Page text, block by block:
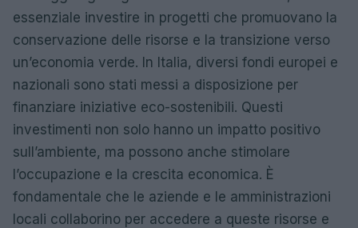
essenziale investire in progetti che promuovano la
conservazione delle risorse e la transizione verso
un’economia verde. In Italia, diversi fondi europei e
nazionali sono stati messi a disposizione per
finanziare iniziative eco-sostenibili. Questi
investimenti non solo hanno un impatto positivo
sull’ambiente, ma possono anche stimolare
l’occupazione e la crescita economica. È
fondamentale che le aziende e le amministrazioni
locali collaborino per accedere a queste risorse e